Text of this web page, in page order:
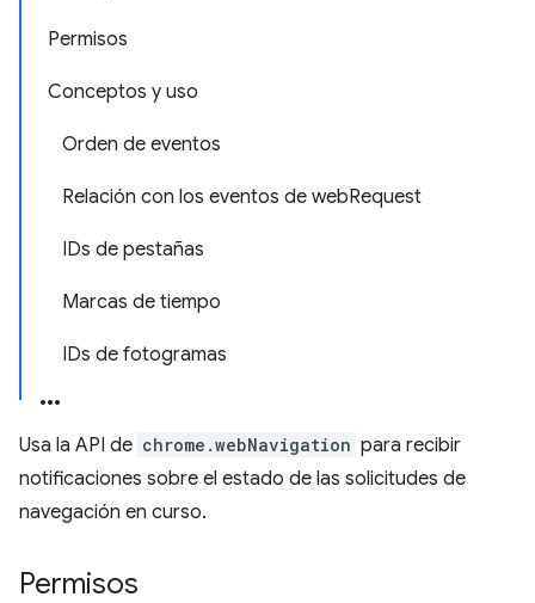
Permisos
Conceptos y uso
Orden de eventos
Relación con los eventos de webRequest
IDs de pestañas
Marcas de tiempo
IDs de fotogramas
Usa la API de chrome.webNavigation para recibir
notificaciones sobre el estado de las solicitudes de
navegación en curso.
Permisos